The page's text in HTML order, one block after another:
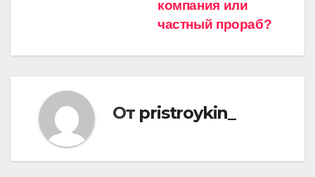
записям
компания или
частный прораб?
От pristroykin_